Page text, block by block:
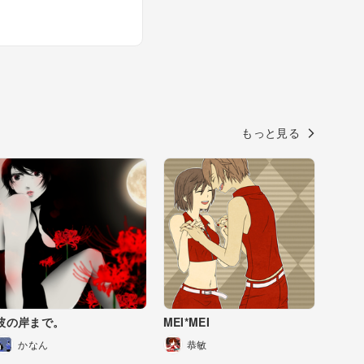
もっと見る
の岸まで。
かなん
MEI*MEI
恭敏